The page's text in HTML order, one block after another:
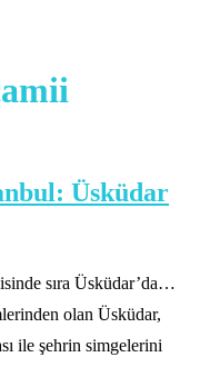
Üsküdar
sıra Üsküdar’da…
olan Üsküdar,
ile şehrin simgelerini